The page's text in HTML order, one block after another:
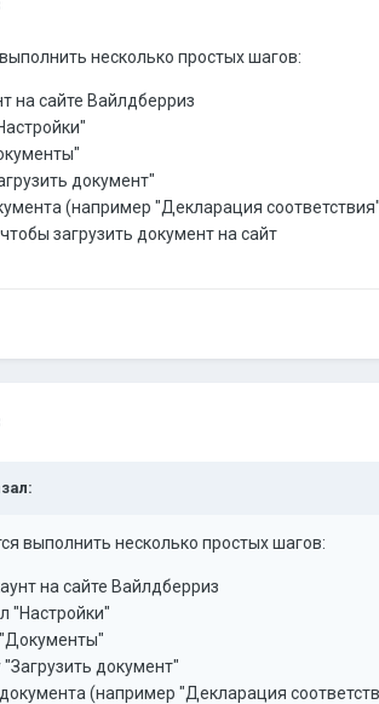
несколько простых шагов:
на сайте Вайлдберриз
документ"
(например "Декларация
загрузить документ на сайт
выполнить несколько простых шагов:
на сайте Вайлдберриз
"Настройки"
документ"
(например "Декларация